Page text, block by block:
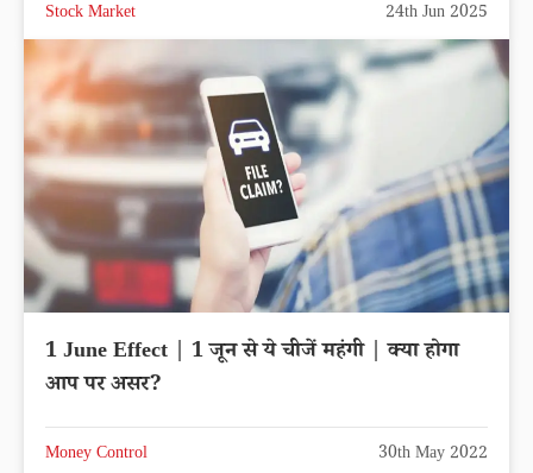
Stock Market 24th Jun 2025
1 June Effect | 1 जून से ये चीजें महंगी | क्या होगा
आप पर असर?
Money Control 30th May 2022